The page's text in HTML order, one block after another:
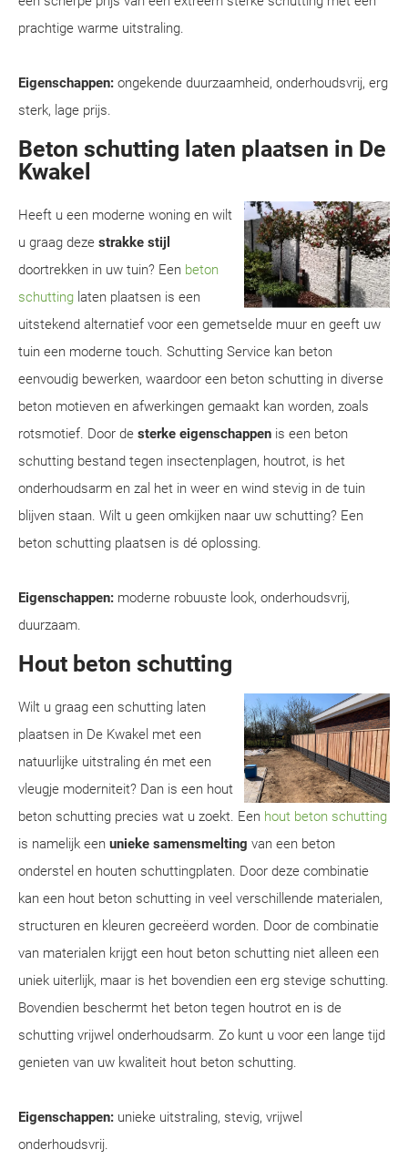
prachtige warme uitstraling.
Eigenschappen: ongekende duurzaamheid, onderhoudsvrij, erg
sterk, lage prijs.
Beton schutting laten plaatsen in De
Kwakel
Heeft u een moderne woning en wilt
u graag deze strakke stijl
doortrekken in uw tuin? Een beton
schutting laten plaatsen is een
uitstekend alternatief voor een gemetselde muur en geeft uw
tuin een moderne touch. Schutting Service kan beton
eenvoudig bewerken, waardoor een beton schutting in diverse
beton motieven en afwerkingen gemaakt kan worden, zoals
rotsmotief. Door de sterke eigenschappen is een beton
schutting bestand tegen insectenplagen, houtrot, is het
onderhoudsarm en zal het in weer en wind stevig in de tuin
blijven staan. Wilt u geen omkijken naar uw schutting? Een
beton schutting plaatsen is dé oplossing.
Eigenschappen: moderne robuuste look, onderhoudsvrij,
duurzaam.
Hout beton schutting
Wilt u graag een schutting laten
plaatsen in De Kwakel met een
natuurlijke uitstraling én met een
vleugje moderniteit? Dan is een hout
beton schutting precies wat u zoekt. Een hout beton schutting
is namelijk een unieke samensmelting van een beton
onderstel en houten schuttingplaten. Door deze combinatie
kan een hout beton schutting in veel verschillende materialen,
structuren en kleuren gecreëerd worden. Door de combinatie
van materialen krijgt een hout beton schutting niet alleen een
uniek uiterlijk, maar is het bovendien een erg stevige schutting.
Bovendien beschermt het beton tegen houtrot en is de
schutting vrijwel onderhoudsarm. Zo kunt u voor een lange tijd
genieten van uw kwaliteit hout beton schutting.
Eigenschappen: unieke uitstraling, stevig, vrijwel
onderhoudsvrij.